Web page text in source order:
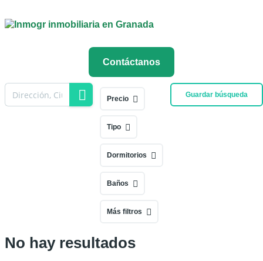
Contáctanos
Guardar búsqueda
Precio
Tipo
Dormitorios
Baños
Más filtros
No hay resultados